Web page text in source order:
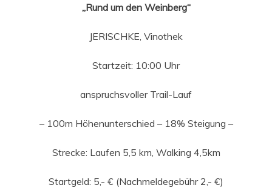
„Rund um den Weinberg“
JERISCHKE, Vinothek
Startzeit: 10:00 Uhr
anspruchsvoller Trail-Lauf
– 100m Höhenunterschied – 18% Steigung –
Strecke: Laufen 5,5 km, Walking 4,5km
Startgeld: 5,- € (Nachmeldegebühr 2,- €)